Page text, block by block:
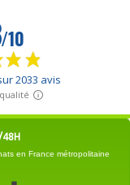
48H
en France métropolitaine